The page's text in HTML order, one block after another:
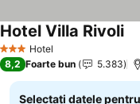
3 SteleHotel
Hotel Villa Rivoli
8,2 Foarte bun 5.383
Selectați datele